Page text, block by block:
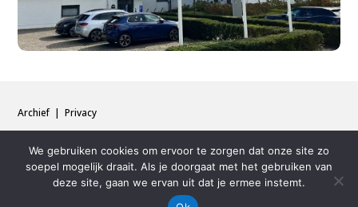
Archief |Privacy
We gebruiken cookies om ervoor te zorgen dat onze site zo
soepel mogelijk draait. Als je doorgaat met het gebruiken van
deze site, gaan we ervan uit dat je ermee instemt.